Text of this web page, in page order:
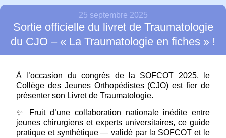
25 septembre 2025
Sortie officielle du livret de Traumatologie
du CJO – « La Traumatologie en fiches » !
À l’occasion du congrès de la SOFCOT 2025, le
Collège des Jeunes Orthopédistes (CJO) est fier de
présenter son Livret de Traumatologie.
✨ Fruit d’une collaboration nationale inédite entre
jeunes chirurgiens et experts universitaires, ce guide
pratique et synthétique — validé par la SOFCOT et le